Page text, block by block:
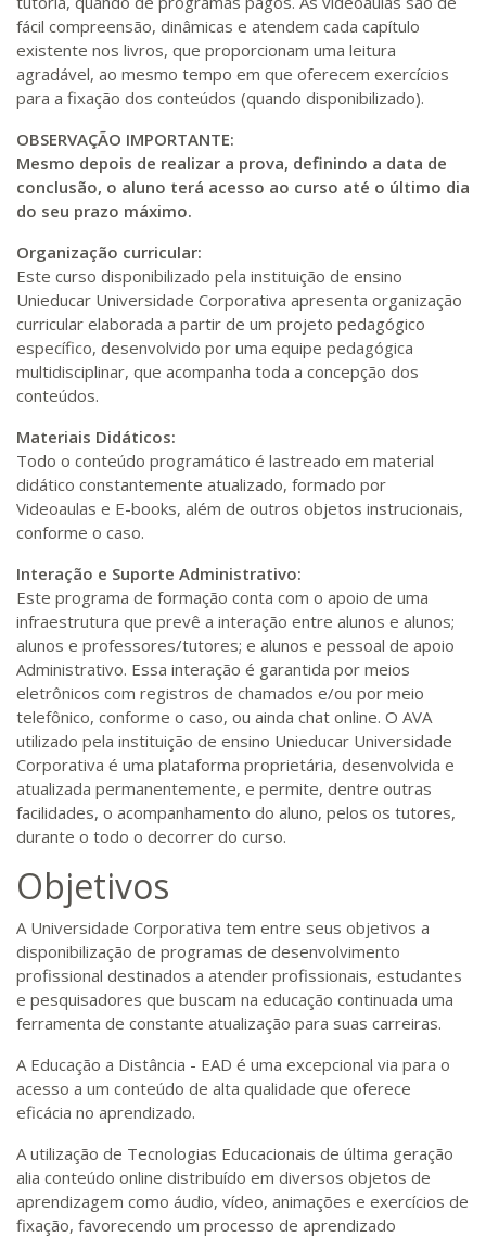
420 H 53dias 150dias
Matricular
440 H 55 dias 150 dias
R$ 2.240,16
Matricular
fácil compreensão, dinâmicas e atendem cada capítulo
existente nos livros, que proporcionam uma leitura
agradável, ao mesmo tempo em que oferecem exercícios
para a fixação dos conteúdos (quando disponibilizado).
OBSERVAÇÃO IMPORTANTE:
Mesmo depois de realizar a prova, definindo a data de
conclusão, o aluno terá acesso ao curso até o último dia
do seu prazo máximo.
Organização curricular:
Este curso disponibilizado pela instituição de ensino
Unieducar Universidade Corporativa apresenta organização
curricular elaborada a partir de um projeto pedagógico
específico, desenvolvido por uma equipe pedagógica
multidisciplinar, que acompanha toda a concepção dos
conteúdos.
Materiais Didáticos:
Todo o conteúdo programático é lastreado em material
didático constantemente atualizado, formado por
Videoaulas e E-books, além de outros objetos instrucionais,
conforme o caso.
Interação e Suporte Administrativo:
Este programa de formação conta com o apoio de uma
infraestrutura que prevê a interação entre alunos e alunos;
alunos e professores/tutores; e alunos e pessoal de apoio
Administrativo. Essa interação é garantida por meios
eletrônicos com registros de chamados e/ou por meio
telefônico, conforme o caso, ou ainda chat online. O AVA
utilizado pela instituição de ensino Unieducar Universidade
Corporativa é uma plataforma proprietária, desenvolvida e
atualizada permanentemente, e permite, dentre outras
facilidades, o acompanhamento do aluno, pelos os tutores,
durante o todo o decorrer do curso.
Objetivos
A Universidade Corporativa tem entre seus objetivos a
disponibilização de programas de desenvolvimento
profissional destinados a atender profissionais, estudantes
e pesquisadores que buscam na educação continuada uma
ferramenta de constante atualização para suas carreiras.
A Educação a Distância - EAD é uma excepcional via para o
acesso a um conteúdo de alta qualidade que oferece
eficácia no aprendizado.
A utilização de Tecnologias Educacionais de última geração
alia conteúdo online distribuído em diversos objetos de
aprendizagem como áudio, vídeo, animações e exercícios de
fixação, favorecendo um processo de aprendizado